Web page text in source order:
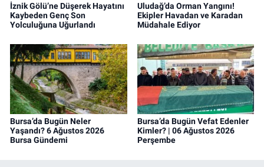
İznik Gölü’ne Düşerek Hayatını
Kaybeden Genç Son
Yolculuğuna Uğurlandı
Uludağ’da Orman Yangını!
Ekipler Havadan ve Karadan
Müdahale Ediyor
Bursa’da Bugün Neler
Yaşandı? 6 Ağustos 2026
Bursa Gündemi
Bursa’da Bugün Vefat Edenler
Kimler? | 06 Ağustos 2026
Perşembe